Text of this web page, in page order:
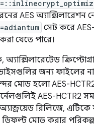
AES অ্যাক্সিলারেশন
সেট করে
যেতে পারে।
অ্যাক্সিলারেটেড
জন্য ফাইলের
মোড হলো AES-
AES-HCTR2
রিলিজে,
মোড করার